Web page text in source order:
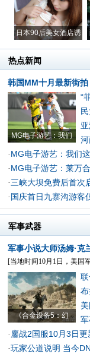
日本90后美女酒店诱
热点新闻
韩国MM十月最新街
MG电子游艺：我们
“
· MG电子游艺：我们
· MG电子游艺：莱万
· 三峡大坝免费后首次
· 国庆首日九寨沟游客
军事武器
军事小说大师汤姆·克
[当地时间10月1日，美国
《合金设备5：幻
· 鏖战2国服10月3日更
·玩家公道说明 当今